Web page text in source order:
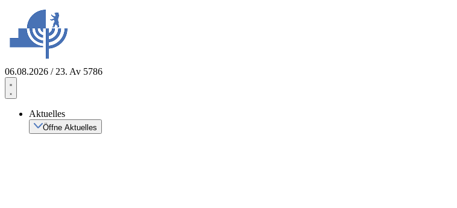
springen
06.08.2026 / 23. Av 5786
Aktuelles
Öffne Aktuelles